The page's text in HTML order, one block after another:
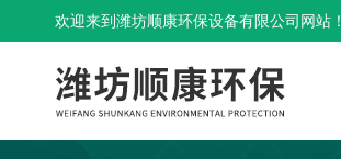
欢迎来到潍坊顺康环保设备有限公司网站！